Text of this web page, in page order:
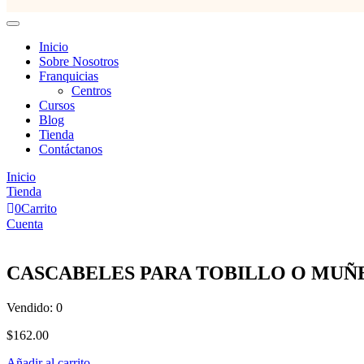
Inicio
Sobre Nosotros
Franquicias
Centros
Cursos
Blog
Tienda
Contáctanos
Inicio
Tienda
0Carrito
Cuenta
CASCABELES PARA TOBILLO O
Vendido: 0
$162.00